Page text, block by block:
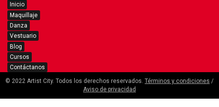
Inicio
Maquillaje
Danza
Vestuario
Blog
Cursos
Contáctanos
© 2022 Artist City. Todos los derechos reservados. Términos y condiciones /
Aviso de privacidad